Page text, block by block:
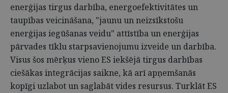
enerģijas tirgus darbība, energoefektivitātes un
taupības veicināšana, "jaunu un neizsīkstošu
enerģijas iegūšanas veidu" attīstība un enerģijas
pārvades tīklu starpsavienojumu izveide un darbība.
Visus šos mērķus vieno ES iekšējā tirgus darbības
ciešākas integrācijas saikne, kā arī apņemšanās
kopīgi uzlabot un saglabāt vides resursus. Turklāt ES